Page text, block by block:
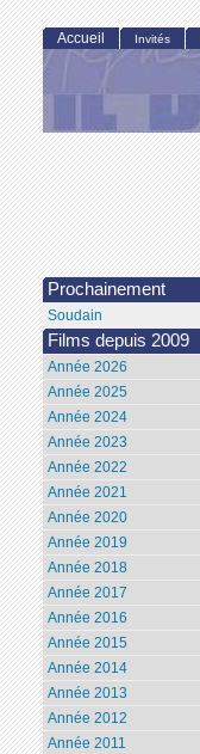
Accueil Invités
Prochainement
Soudain
Films depuis 2009
Année 2026
Année 2025
Année 2024
Année 2023
Année 2022
Année 2021
Année 2020
Année 2019
Année 2018
Année 2017
Année 2016
Année 2015
Année 2014
Année 2013
Année 2012
Année 2011